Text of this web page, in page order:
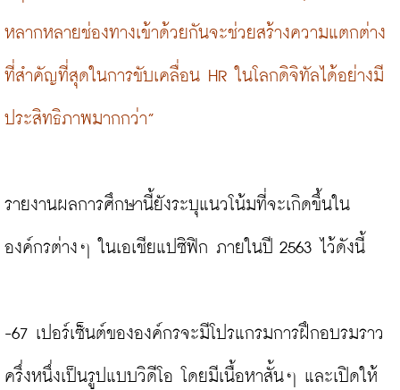
หลากหลายช่องทางเข้าด้วยกันจะช่วยสร้างความแตกต่าง
ที่สำคัญที่สุดในการขับเคลื่อน HR ในโลกดิจิทัลได้อย่างมี
ประสิทธิภาพมากกว่า”
รายงานผลการศึกษานี้ยังระบุแนวโน้มที่จะเกิดขึ้นใน
องค์กรต่างๆ ในเอเชียแปซิฟิก ภายในปี 2563 ไว้ดังนี้
-67 เปอร์เซ็นต์ขององค์กรจะมีโปรแกรมการฝึกอบรมราว
ครึ่งหนึ่งเป็นรูปแบบวิดีโอ โดยมีเนื้อหาสั้นๆ และเปิดให้